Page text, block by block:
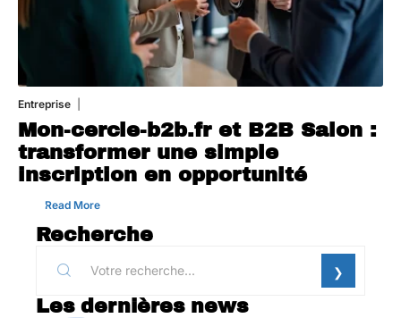
Entreprise
Mon-cercle-b2b.fr et B2B Salon :
transformer une simple
inscription en opportunité
Read More
Recherche
Les dernières news